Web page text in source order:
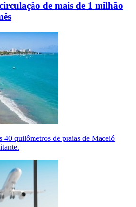
de mais de 1 milhão
quilômetros de praias de Maceió